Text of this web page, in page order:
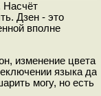
Насчёт
Дзен - это
вполне
изменение цвета
языка да
могу, но есть